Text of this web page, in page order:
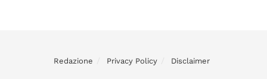
Redazione Privacy Policy Disclaimer